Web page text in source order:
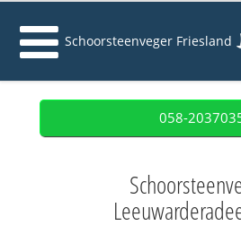
Schoorsteenveger Friesland
058-